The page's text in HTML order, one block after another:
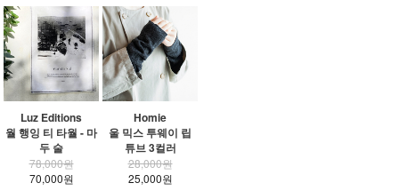
Luz Editions
월 행잉 티 타월 - 마
두 술
78,000원
70,000원
Homie
울 믹스 투웨이 립
튜브 3컬러
28,000원
25,000원